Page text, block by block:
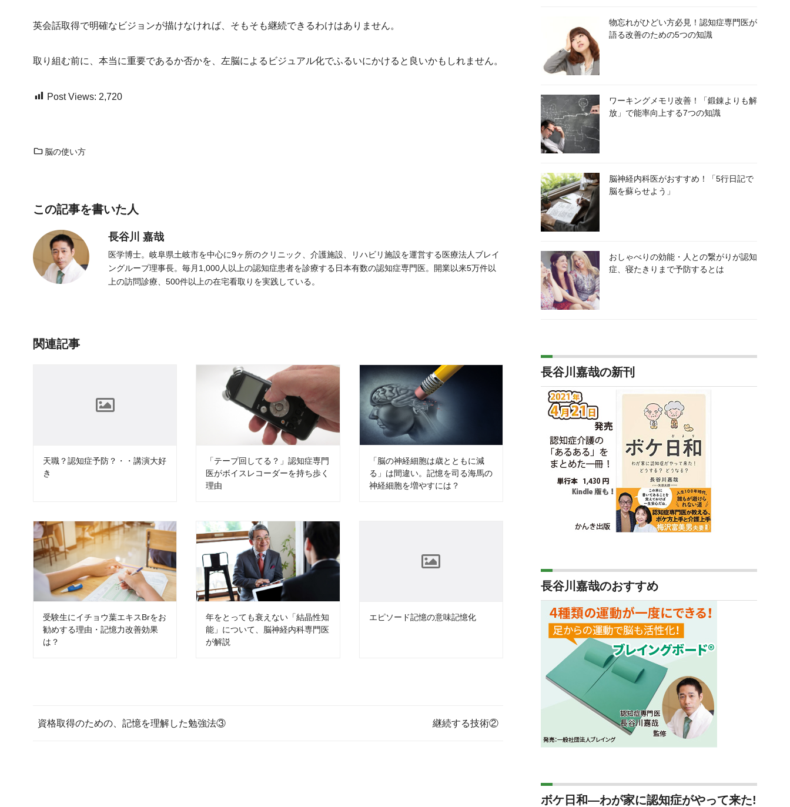
英会話取得で明確なビジョンが描けなければ、そもそも継続できるわけはありません。
取り組む前に、本当に重要であるか否かを、左脳によるビジュアル化でふるいにかけると良いかもしれません。
Post Views: 2,720
脳の使い方
この記事を書いた人
長谷川 嘉哉
医学博士。岐阜県土岐市を中心に9ヶ所のクリニック、介護施設、リハビリ施設を運営する医療法人ブレイ
ングループ理事長。毎月1,000人以上の認知症患者を診療する日本有数の認知症専門医。開業以来5万件以
上の訪問診療、500件以上の在宅看取りを実践している。
関連記事
天職？認知症予防？・・講演大好
き
「テープ回してる？」認知症専門
医がボイスレコーダーを持ち歩く
理由
「脳の神経細胞は歳とともに減
る」は間違い。記憶を司る海馬の
神経細胞を増やすには？
受験生にイチョウ葉エキスBrをお
勧めする理由・記憶力改善効果
は？
年をとっても衰えない「結晶性知
能」について、脳神経内科専門医
が解説
エピソード記憶の意味記憶化
資格取得のための、記憶を理解した勉強法③ 継続する技術②
物忘れがひどい方必見！認知症専門医が
語る改善のための5つの知識
ワーキングメモリ改善！「鍛錬よりも解
放」で能率向上する7つの知識
脳神経内科医がおすすめ！「5行日記で
脳を蘇らせよう」
おしゃべりの効能・人との繋がりが認知
症、寝たきりまで予防するとは
長谷川嘉哉の新刊
長谷川嘉哉のおすすめ
ボケ日和―わが家に認知症がやって来た!